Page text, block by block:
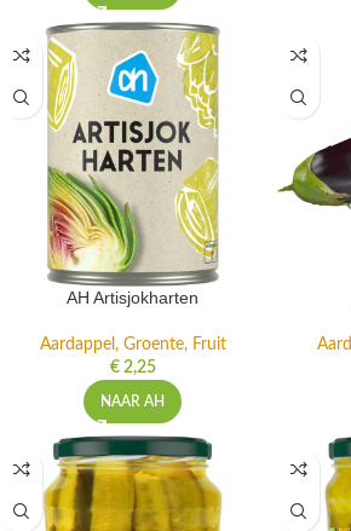
AH Artisjokharten
Aardappel, Groente, Fruit
€2,25
NAAR AH